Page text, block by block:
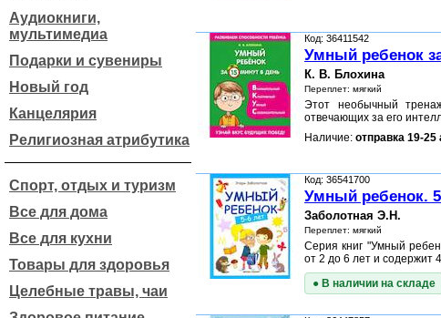
Аудиокниги,
мультимедиа
Подарки и сувениры
Новый год
Канцелярия
Религиозная атрибутика
Спорт, отдых и туризм
Все для дома
Все для кухни
Товары для здоровья
Целебные травы, чаи
Код: 36411542
Умный ребенок
К. В. Блохина
Переплет: мягкий
Этот необычный
отвечающих за его
Наличие: отправка 19-25
Код: 36541700
Умный ребенок.
Заболотная Э.Н.
Переплет: мягкий
Серия книг "Умный
от 2 до 6 лет и содержит
● В наличии на складе